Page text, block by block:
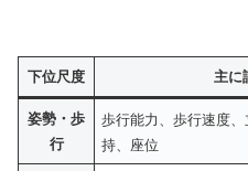
下位尺度 主に
姿勢・歩
行
歩行能力、歩行速度
持、座位